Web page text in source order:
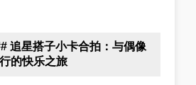
追星搭子小卡合拍：与偶像
的快乐之旅